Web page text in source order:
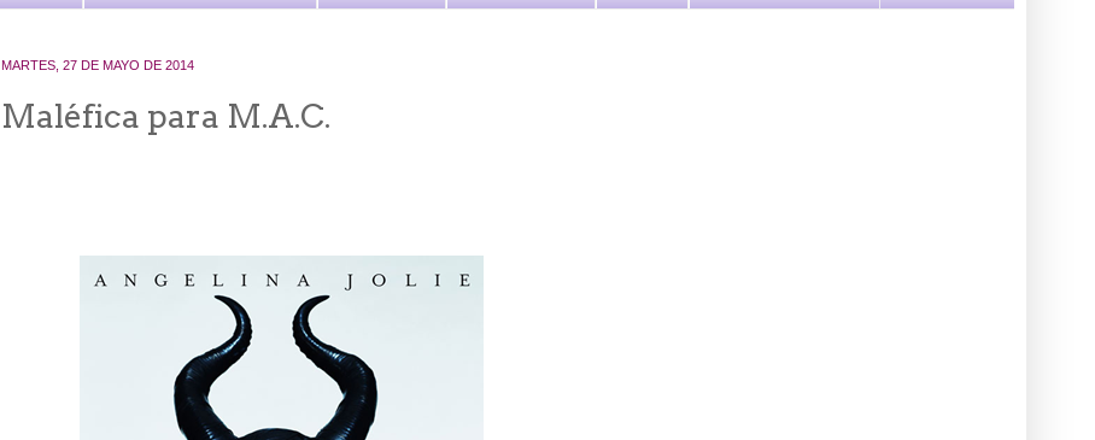
MARTES, 27 DE MAYO DE 2014
Maléfica para M.A.C.